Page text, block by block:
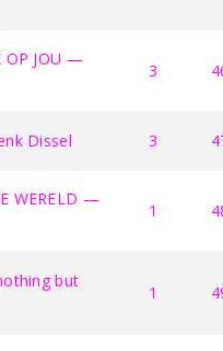
OP JOU —
3
Dissel 3
WERELD —
1
but
1